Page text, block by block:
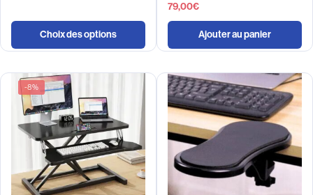
Choix des options
79,00€
Ajouter au panier
-8%